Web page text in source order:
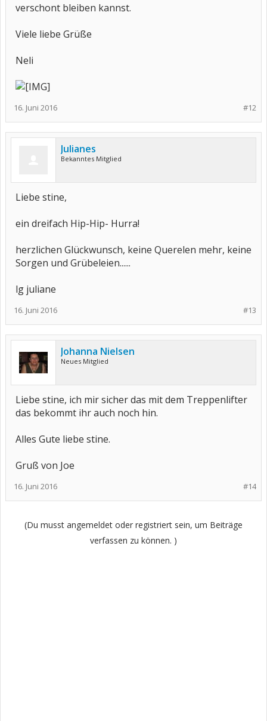
verschont bleiben kannst.
Viele liebe Grüße
Neli
#12
16. Juni 2016
Julianes
Bekanntes Mitglied
Liebe stine,
ein dreifach Hip-Hip- Hurra!
herzlichen Glückwunsch, keine Querelen mehr, keine
Sorgen und Grübeleien......
lg juliane
#13
16. Juni 2016
Johanna Nielsen
Neues Mitglied
Liebe stine, ich mir sicher das mit dem Treppenlifter
das bekommt ihr auch noch hin.
Alles Gute liebe stine.
Gruß von Joe
#14
16. Juni 2016
(Du musst angemeldet oder registriert sein, um Beiträge
verfassen zu können. )